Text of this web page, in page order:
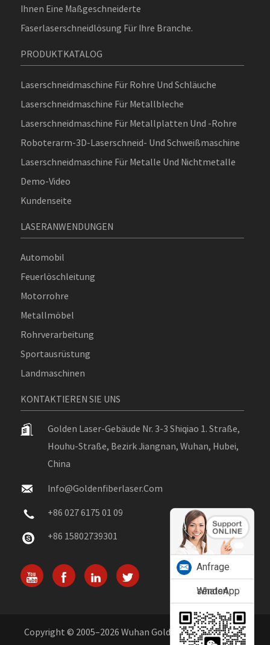
Ihnen Eine Maßgeschneiderte
Faserlaserschneidlösung Für Ihre Branche.
PRODUKTKATALOG
Laserschneidmaschine Für Rohre Und Schläuche
Laserschneidmaschine Für Metallbleche
Laserschneidmaschine Für Metallplatten Und -rohre
Roboterarm-3D-Laserschneid- Und Schweißmaschine
Laserschneidmaschine Für Metalle Und Nichtmetalle
Demo-Video
Kundenseite
LASERANWENDUNGEN
Automobil
Feuerlöschleitung
Motorrohre
Metallmöbel
Rohrverarbeitung
Sportausrüstung
Landmaschinen
KONTAKTIEREN SIE UNS
Golden Laser-Gebäude Nr. 3-3 Shiqiao 1. Straße,
Houhu-Straße, Bezirk Jiangnan, Wuhan, Hubei,
China
Info@goldenfiberlaser.com
+86 027 6175 01 09
+86 15802739301
Copyright © 2005–2026 Wuhan Golden Laser Co., Ltd. –
Anfrage
senden
WhatsApp